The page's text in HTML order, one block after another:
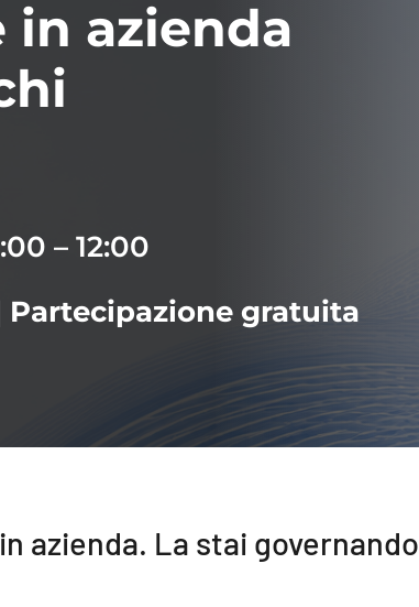
azienda
– 12:00
gratuita
azienda. La stai governando